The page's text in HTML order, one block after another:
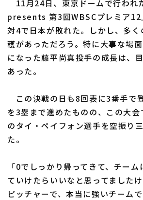
ファーム中地区
交流戦
北海道日本ハムファイターズ
東北楽天ゴールデンイーグルス
埼玉西武ライオンズ
オリックス・バファローズ
福岡ソフトバンクホークス
設定
11月24日、東京ドームで行われ
presents 第3回WBSCプレミア12
対4で日本が敗れた。しかし、多
穫があっただろう。特に大事な場
になった藤平尚真投手の成長は、
あった。
この決戦の日も8回表に3番手で
を3塁まで進めたものの、この大
のタイ・ペイフォン選手を空振り
た。
「0でしっかり帰ってきて、チー
ていけたらいいなと思ってました
ピッチャーで、本当に強いチーム